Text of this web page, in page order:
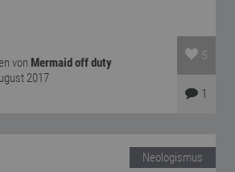
von Mermaid off duty
2017
5
1
Neologismus